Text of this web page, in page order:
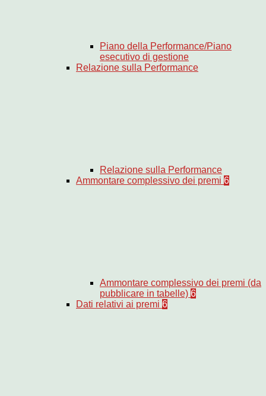
Piano della Performance/Piano
esecutivo di gestione
Relazione sulla Performance
Relazione sulla Performance
Ammontare complessivo dei premi 6
Ammontare complessivo dei premi (da
pubblicare in tabelle) 6
Dati relativi ai premi 6